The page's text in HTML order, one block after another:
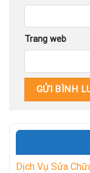
Trang web
Dịch Vụ Sửa